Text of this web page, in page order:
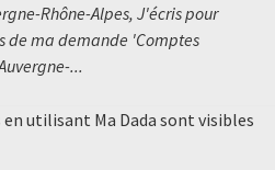
Rhône-Alpes, J'écris pour
de ma demande 'Comptes
...
utilisant Ma Dada sont visibles